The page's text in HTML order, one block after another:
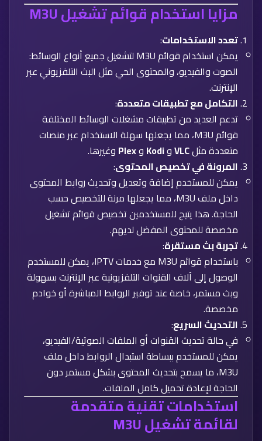
مزايا استخدام قوائم تشغيل M3U
تعدد الاستخدامات:
يمكن استخدام قوائم M3U لتشغيل جميع أنواع الوسائط:
الصوت والفيديو، والمحتوى الحي مثل البث التلفزيوني عبر
الإنترنت.
التكامل مع تطبيقات متعددة:
تدعم العديد من تطبيقات مشغلات الوسائط المختلفة
قوائم M3U، مما يجعلها سهلة الاستخدام عبر منصات
متعددة مثلVLCوKodi وPlex وغيرها.
المرونة في تخصيص المحتوى:
يمكن للمستخدم إضافة وتعديل وتحديث روابط المحتوى
داخل ملف M3U، مما يجعلها مرنة للتخصيص حسب
الحاجة. هذا يتيح للمستخدمين تخصيص قوائم تشغيل
مخصصة للمحتوى المفضل لديهم.
تجربة بث مستقرة:
باستخدام قوائم M3U مع خدمات IPTV، يمكن للمستخدم
الوصول إلى آلاف القنوات التلفزيونية عبر الإنترنت بسهولة
وبث مستمر، خاصة عند توفير الروابط المباشرة أو خوادم
مخصصة.
التحديث السريع:
في حالة تحديث القنوات أو الملفات الصوتية/الفيديو،
يمكن للمستخدم ببساطة استبدال الروابط داخل ملف
M3U، ما يسمح بتحديث المحتوى بشكل مستمر دون
الحاجة لإعادة تحميل كامل الملفات.
استخدامات تقنية متقدمة
لقائمة تشغيل M3U